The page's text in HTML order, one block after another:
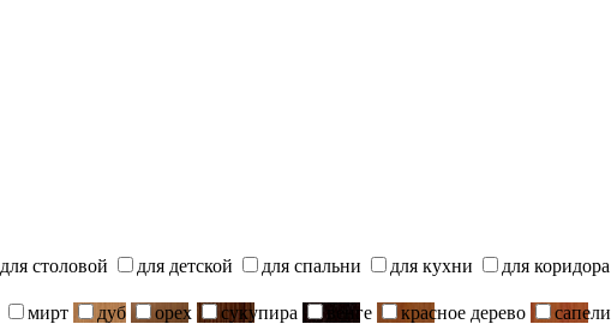
для столовой для детской для спальни для кухни для коридора
мирт дуб орех сукупира венге красное дерево сапели